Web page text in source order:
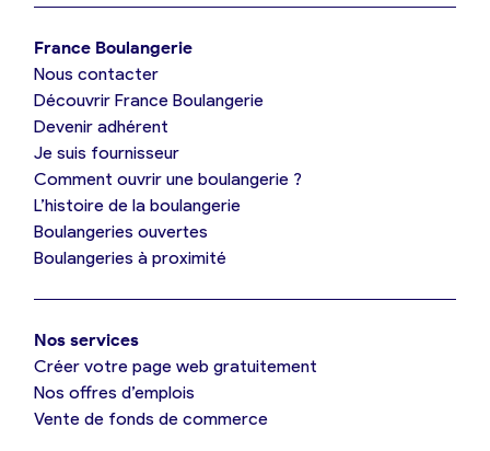
Je trouve ma boulangerie
Je suis boulanger
Je découvre France Boulangerie
Mes tarifs
Je référence ma boulangerie (gratuit)
Offres d’emploi
France Boulangerie
Nous contacter
Découvrir France Boulangerie
Devenir adhérent
Je suis fournisseur
Comment ouvrir une boulangerie ?
L’histoire de la boulangerie
Boulangeries ouvertes
Boulangeries à proximité
Nos services
Créer votre page web gratuitement
Nos offres d’emplois
Vente de fonds de commerce